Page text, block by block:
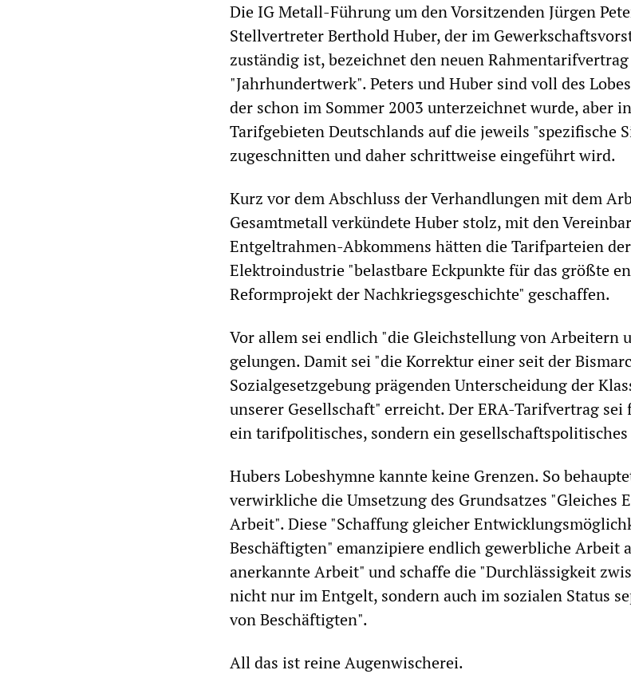
Die IG Metall-Führung um den Vorsitzenden Jürgen
Stellvertreter Berthold Huber, der im
zuständig ist, bezeichnet den neuen Rahmentarifvertrag
"Jahrhundertwerk". Peters und Huber sind voll des
der schon im Sommer 2003 unterzeichnet wurde, aber
Tarifgebieten Deutschlands auf die jeweils "spezifische
zugeschnitten und daher schrittweise eingeführt wird.
Kurz vor dem Abschluss der Verhandlungen mit dem
Gesamtmetall verkündete Huber stolz, mit den
Entgeltrahmen-Abkommens hätten die Tarifparteien
Elektroindustrie "belastbare Eckpunkte für das größte
Reformprojekt der Nachkriegsgeschichte" geschaffen.
Vor allem sei endlich "die Gleichstellung von Arbeitern
gelungen. Damit sei "die Korrektur einer seit der
Sozialgesetzgebung prägenden Unterscheidung der
unserer Gesellschaft" erreicht. Der ERA-Tarifvertrag
ein tarifpolitisches, sondern ein
Hubers Lobeshymne kannte keine Grenzen. So
verwirkliche die Umsetzung des Grundsatzes "Gleiches
Arbeit". Diese "Schaffung gleicher
Beschäftigten" emanzipiere endlich gewerbliche Arbeit
anerkannte Arbeit" und schaffe die "Durchlässigkeit
nicht nur im Entgelt, sondern auch im sozialen Status
von Beschäftigten".
All das ist reine Augenwischerei.